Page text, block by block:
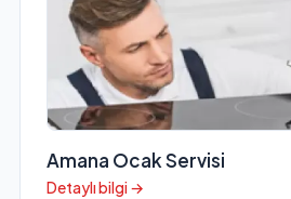
Amana Ocak Servisi
Detaylı bilgi →